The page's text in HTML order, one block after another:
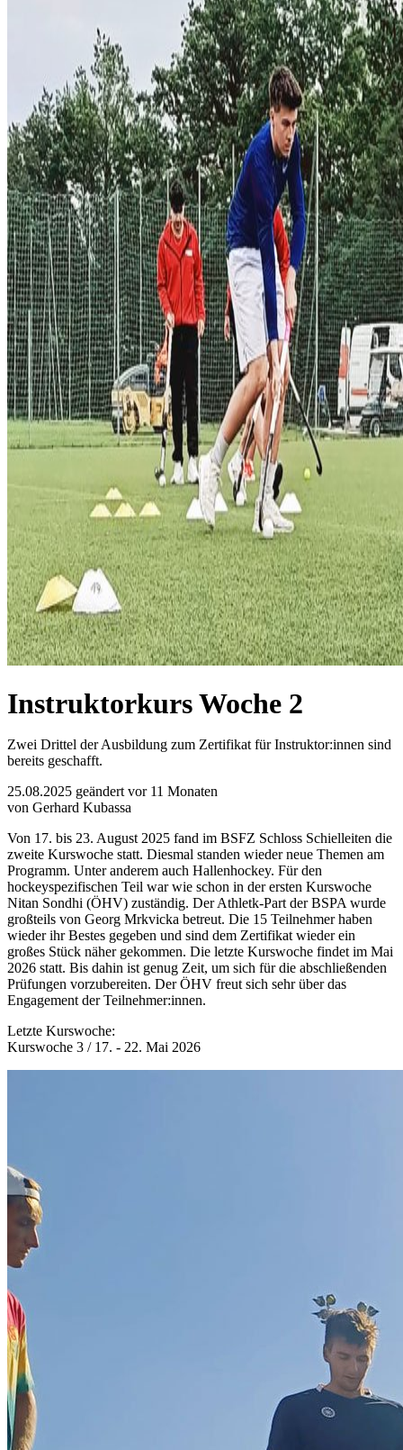
Instruktorkurs Woche 2
Zwei Drittel der Ausbildung zum Zertifikat für Instruktor:innen sind
bereits geschafft.
25.08.2025 geändert vor 11 Monaten
von Gerhard Kubassa
Von 17. bis 23. August 2025 fand im BSFZ Schloss Schielleiten die
zweite Kurswoche statt. Diesmal standen wieder neue Themen am
Programm. Unter anderem auch Hallenhockey. Für den
hockeyspezifischen Teil war wie schon in der ersten Kurswoche
Nitan Sondhi (ÖHV) zuständig. Der Athletk-Part der BSPA wurde
großteils von Georg Mrkvicka betreut. Die 15 Teilnehmer haben
wieder ihr Bestes gegeben und sind dem Zertifikat wieder ein
großes Stück näher gekommen. Die letzte Kurswoche findet im Mai
2026 statt. Bis dahin ist genug Zeit, um sich für die abschließenden
Prüfungen vorzubereiten. Der ÖHV freut sich sehr über das
Engagement der Teilnehmer:innen.
Letzte Kurswoche:
Kurswoche 3 / 17. - 22. Mai 2026